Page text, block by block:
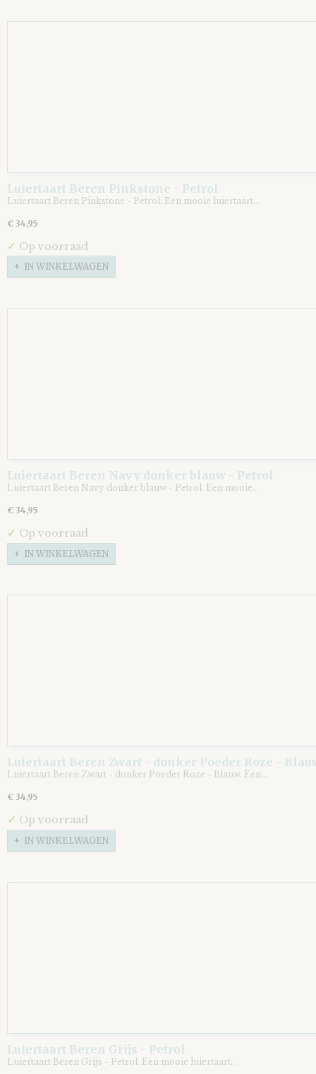
Luiertaart Beren Pinkstone - Petrol
Luiertaart Beren Pinkstone - Petrol. Een mooie luiertaart…
€ 34,95
✓ Op voorraad
IN WINKELWAGEN
Luiertaart Beren Navy donker blauw - Petrol
Luiertaart Beren Navy donker blauw - Petrol. Een mooie…
€ 34,95
✓ Op voorraad
IN WINKELWAGEN
Luiertaart Beren Zwart - donker Poeder Roze -
Luiertaart Beren Zwart - donker Poeder Roze - Blauw. Een…
€ 34,95
✓ Op voorraad
IN WINKELWAGEN
Luiertaart Beren Grijs - Petrol
Luiertaart Beren Grijs - Petrol. Een mooie luiertaart…